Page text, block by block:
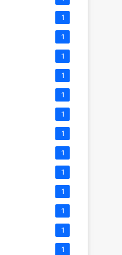
1
1
1
1
1
1
1
1
1
1
1
1
1